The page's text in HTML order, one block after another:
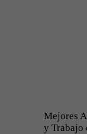
Mejores
y Trabajo